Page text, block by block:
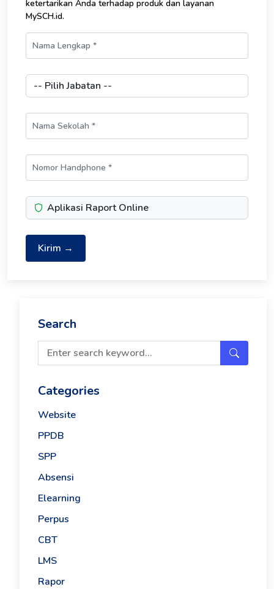
ketertarikan Anda terhadap produk dan layanan
MySCH.id.
Aplikasi Raport Online
Kirim →
Search
Categories
Website
PPDB
SPP
Absensi
Elearning
Perpus
CBT
LMS
Rapor